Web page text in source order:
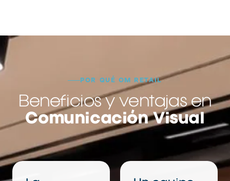
POR QUÉ OM RETAIL
Beneficios y ventajas en
Comunicación Visual